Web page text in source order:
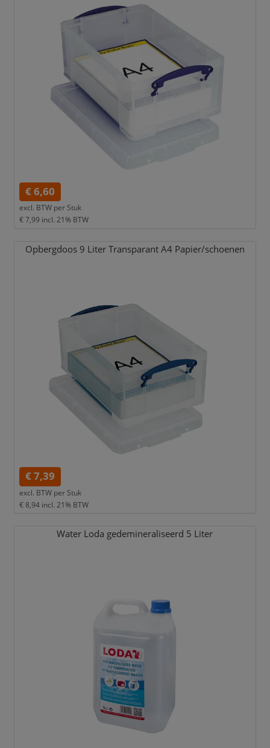
€ 6,60
excl. BTW per Stuk
€ 7,99 incl. 21% BTW
Opbergdoos 9 Liter Transparant A4 Papier/schoenen
€ 7,39
excl. BTW per Stuk
€ 8,94 incl. 21% BTW
Water Loda gedemineraliseerd 5 Liter